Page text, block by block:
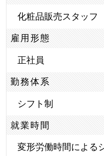
化粧品販売スタッフ
雇用形態
正社員
勤務体系
シフト制
就業時間
変形労働時間による